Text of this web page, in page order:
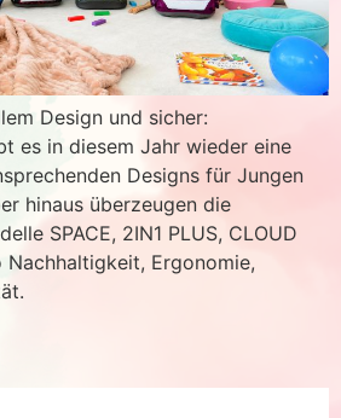
Design und sicher:
es in diesem Jahr wieder eine
Designs für Jungen
hinaus überzeugen die
SPACE, 2IN1 PLUS, CLOUD
Nachhaltigkeit, Ergonomie,